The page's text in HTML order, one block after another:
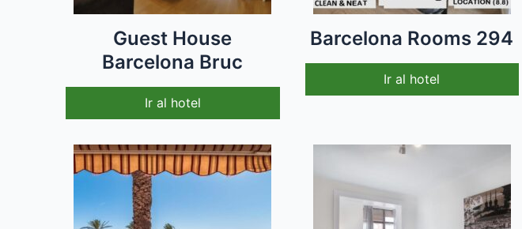
Guest House
Barcelona Bruc
Ir al hotel
Barcelona Rooms 294
Ir al hotel